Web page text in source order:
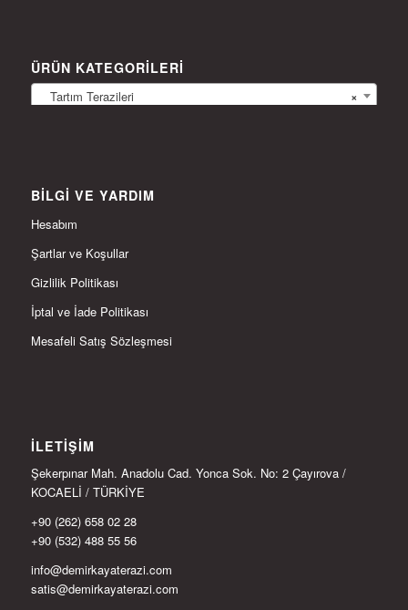
ÜRÜN KATEGORILERI
×
Tartım Terazileri
BILGI VE YARDIM
Hesabım
Şartlar ve Koşullar
Gizlilik Politikası
İptal ve İade Politikası
Mesafeli Satış Sözleşmesi
İLETIŞIM
Şekerpınar Mah. Anadolu Cad. Yonca Sok. No: 2 Çayırova /
KOCAELİ / TÜRKİYE
+90 (262) 658 02 28
+90 (532) 488 55 56
info@demirkayaterazi.com
satis@demirkayaterazi.com